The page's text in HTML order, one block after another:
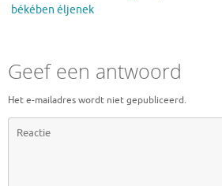
békében éljenek
Geef een antwoord
Het e-mailadres wordt niet gepubliceerd.